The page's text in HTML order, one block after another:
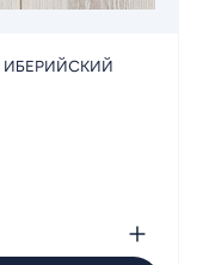
ИБЕРИЙСКИЙ